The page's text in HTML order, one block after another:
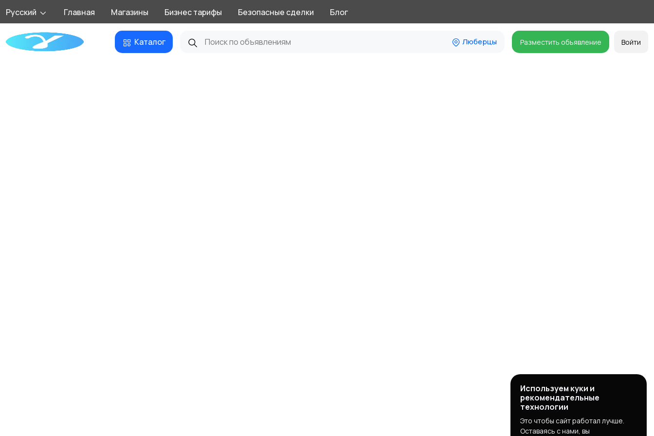
Русский Главная Магазины Бизнес тарифы Безопасные сделки Блог
Каталог Люберцы Разместить объявление Войти
Используем куки и
рекомендательные
технологии
Это чтобы сайт работал лучше.
Оставаясь с нами, вы